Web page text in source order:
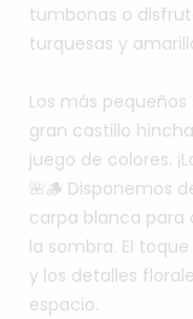
tumbonas o
turquesas y
Los más pequeños
gran castillo
juego de colores.
🌺🪵 Disponemos
carpa blanca para
la sombra. El toque
y los detalles
espacio.